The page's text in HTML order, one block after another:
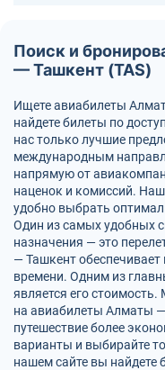
Поиск и
— Ташкент (TAS)
Ищете авиабилеты
найдете билеты по
нас только лучшие
международным
напрямую от
наценок и комиссий.
удобно выбрать
Один из самых удобных
назначения — это
— Ташкент
времени. Одним из
является его
на авиабилеты Алматы
путешествие более
варианты и выбирайте
нашем сайте вы